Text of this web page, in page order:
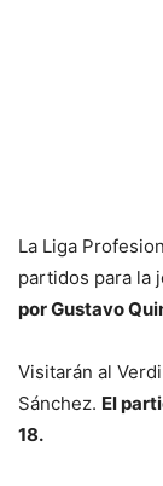
La Liga
partidos para la
por Gustavo
Visitarán al
Sánchez. El
18.